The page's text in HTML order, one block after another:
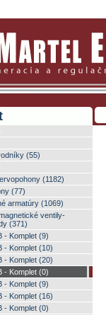
(55)
(1182)
(77)
armatúry (1069)
ventily-
(371)
- Komplet (9)
- Komplet (10)
- Komplet (20)
- Komplet (0)
- Komplet (9)
- Komplet (16)
- Komplet (0)